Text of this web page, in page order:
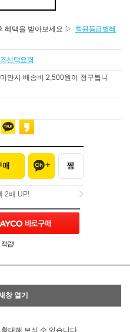
혜택을 받아보세요 ▷
회원등급별혜
선택요령
만시 배송비 2,500원이 청구됩니
2배 UP!
2배 UP!
립!
창 열기
대해 보실 수 있습니다.